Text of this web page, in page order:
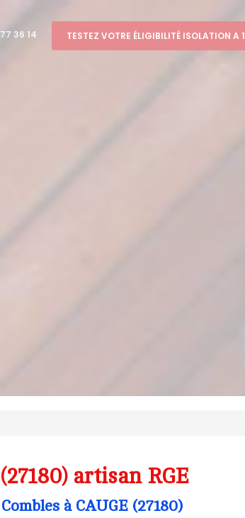
36 14 TESTEZ VOTRE ÉLIGIBILITÉ ISOLATION A 1
artisan RGE
à CAUGE (27180)